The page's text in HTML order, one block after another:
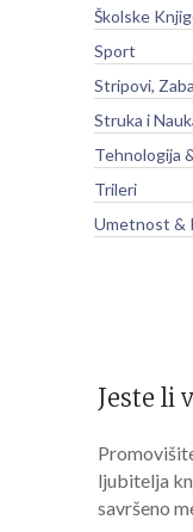
Školske
Sport
Stripovi,
Struka i
Tehnologija
Trileri
Umetnost &
Jeste li
ljubitelja
savršeno